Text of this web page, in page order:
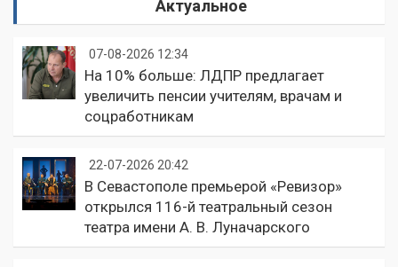
Актуальное
07-08-2026 12:34
На 10% больше: ЛДПР предлагает
увеличить пенсии учителям, врачам и
соцработникам
22-07-2026 20:42
В Севастополе премьерой «Ревизор»
открылся 116-й театральный сезон
театра имени А. В. Луначарского